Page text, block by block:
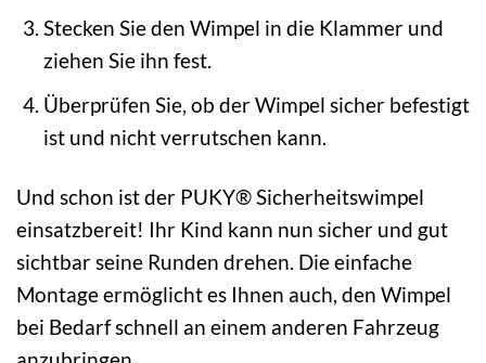
Stecken Sie den Wimpel in die Klammer und
ziehen Sie ihn fest.
Überprüfen Sie, ob der Wimpel sicher befestigt
ist und nicht verrutschen kann.
Und schon ist der PUKY® Sicherheitswimpel
einsatzbereit! Ihr Kind kann nun sicher und gut
sichtbar seine Runden drehen. Die einfache
Montage ermöglicht es Ihnen auch, den Wimpel
bei Bedarf schnell an einem anderen Fahrzeug